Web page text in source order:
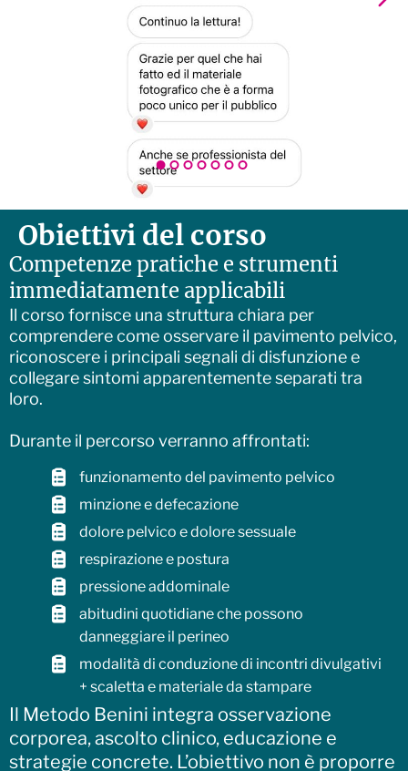
Obiettivi del corso
Competenze pratiche e strumenti
immediatamente applicabili
Il corso fornisce una struttura chiara per
comprendere come osservare il pavimento pelvico,
riconoscere i principali segnali di disfunzione e
collegare sintomi apparentemente separati tra
loro.
Durante il percorso verranno affrontati:
funzionamento del pavimento pelvico
minzione e defecazione
dolore pelvico e dolore sessuale
respirazione e postura
pressione addominale
abitudini quotidiane che possono
danneggiare il perineo
modalità di conduzione di incontri divulgativi
+ scaletta e materiale da stampare
Il Metodo Benini integra osservazione
corporea, ascolto clinico, educazione e
strategie concrete. L’obiettivo non è proporre